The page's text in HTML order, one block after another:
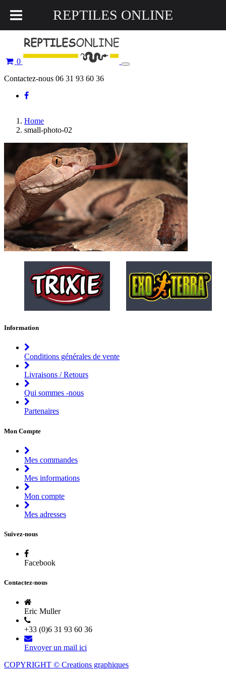
0
Toggle
Contactez-nous 06 31 93 60 36
Home
small-photo-02
Information
Conditions générales de vente
Livraisons / Retours
Qui sommes -nous
Partenaires
Mon Compte
Mes commandes
Mes informations
Mon compte
Mes adresses
Suivez-nous
Facebook
Contactez-nous
Eric Muller
+33 (0)6 31 93 60 36
Envoyer un mail ici
COPYRIGHT © Creations graphiques
REPTILES ONLINE